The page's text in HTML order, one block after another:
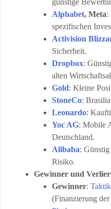
günstige
Alphabet, Meta:
spezifischen
Activision
Sicherheit.
Dropbox:
alten
Gold: Kleine
StoneCo:
Leonardo:
Yoc AG: Mobile
Deutschland.
Alibaba:
Risiko.
Gewinner und
Gewinner:
(Finanzierung